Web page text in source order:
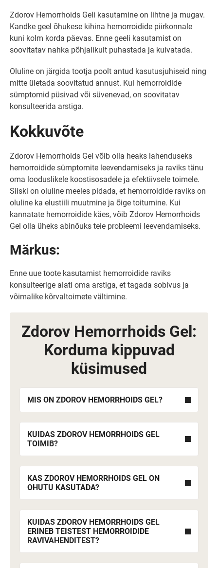
Zdorov Hemorrhoids Geli kasutamine on lihtne ja mugav.
Kandke geel õhukese kihina hemorroidide piirkonnale
kuni kolm korda päevas. Enne geeli kasutamist on
soovitatav nahka põhjalikult puhastada ja kuivatada.
Oluline on järgida tootja poolt antud kasutusjuhiseid ning
mitte ületada soovitatud annust. Kui hemorroidide
sümptomid püsivad või süvenevad, on soovitatav
konsulteerida arstiga.
Kokkuvõte
Zdorov Hemorrhoids Gel võib olla heaks lahenduseks
hemorroidide sümptomite leevendamiseks ja raviks tänu
oma looduslikele koostisosadele ja efektiivsele toimele.
Siiski on oluline meeles pidada, et hemorroidide raviks on
oluline ka elustiili muutmine ja õige toitumine. Kui
kannatate hemorroidide käes, võib Zdorov Hemorrhoids
Gel olla üheks abinõuks teie probleemi leevendamiseks.
Märkus:
Enne uue toote kasutamist hemorroidide raviks
konsulteerige alati oma arstiga, et tagada sobivus ja
võimalike kõrvaltoimete vältimine.
Zdorov Hemorrhoids Gel:
Korduma kippuvad
küsimused
MIS ON ZDOROV HEMORRHOIDS GEL?
KUIDAS ZDOROV HEMORRHOIDS GEL
TOIMIB?
KAS ZDOROV HEMORRHOIDS GEL ON
OHUTU KASUTADA?
KUIDAS ZDOROV HEMORRHOIDS GEL
ERINEB TEISTEST HEMORROIDIDE
RAVIVAHENDITEST?